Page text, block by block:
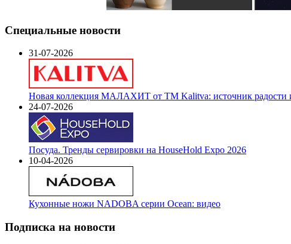
Специальные новости
31-07-2026
Новая коллекция МАЛАХИТ от ТМ Kalitva: источник радости
24-07-2026
Посуда. Тренды сервировки на HouseHold Expo 2026
10-04-2026
Кухонные ножи NADOBA серии Ocean: видео
Подписка на новости